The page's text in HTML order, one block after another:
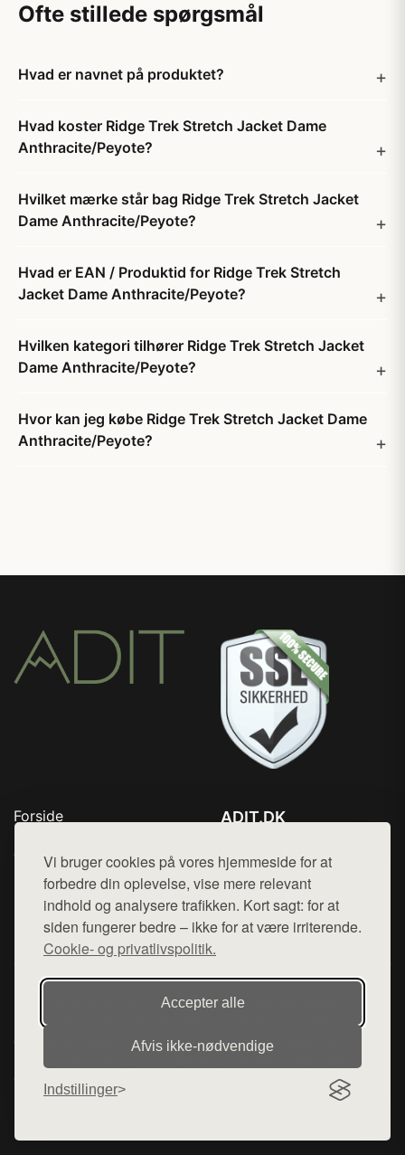
Vi bruger cookies på vores hjemmeside for at
forbedre din oplevelse, vise mere relevant
indhold og analysere trafikken. Kort sagt: for at
siden fungerer bedre – ikke for at være irriterende.
Cookie- og privatlivspolitik.
Accepter alle
Afvis ikke‑nødvendige
Indstillinger
Ofte stillede spørgsmål
Hvad er navnet på produktet?
Hvad koster Ridge Trek Stretch Jacket Dame
Anthracite/Peyote?
Hvilket mærke står bag Ridge Trek Stretch Jacket
Dame Anthracite/Peyote?
Hvad er EAN / Produktid for Ridge Trek Stretch
Jacket Dame Anthracite/Peyote?
Hvilken kategori tilhører Ridge Trek Stretch Jacket
Dame Anthracite/Peyote?
Hvor kan jeg købe Ridge Trek Stretch Jacket Dame
Anthracite/Peyote?
Forside
Top Rabatter
Blog
Kontakt
ADIT.DK
Mail: hej@want.dk
Cookie- og privatlivspolitik
Denne side er en del af want.dk, der udgiver en række
hjemmesider med præsentation af forskellige produkter fra
diverse webshops. Der sælges ikke varer fra denne side - vi
henviser til de shops, som sælger varen. Vi har heller ikke
varerne på lager.